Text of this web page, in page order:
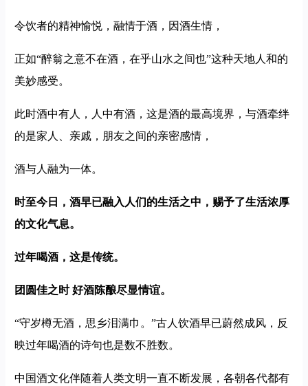
令饮者的精神愉悦，融情于酒，因酒生情，
正如“醉翁之意不在酒，在乎山水之间也”这种天地人和的
美妙感受。
此时酒中有人，人中有酒，这是酒的最高境界，与酒牵绊
的是家人、亲戚，朋友之间的亲密感情，
酒与人融为一体。
时至今日，酒早已融入人们的生活之中，赐予了生活浓厚
的文化气息。
过年喝酒，这是传统。
团圆佳之时 好酒陈酿尽显情谊。
“守岁樽无酒，思乡泪满巾。”古人饮酒早已蔚然成风，反
映过年喝酒的诗句也是数不胜数。
中国酒文化伴随着人类文明一直不断发展，各朝各代都有